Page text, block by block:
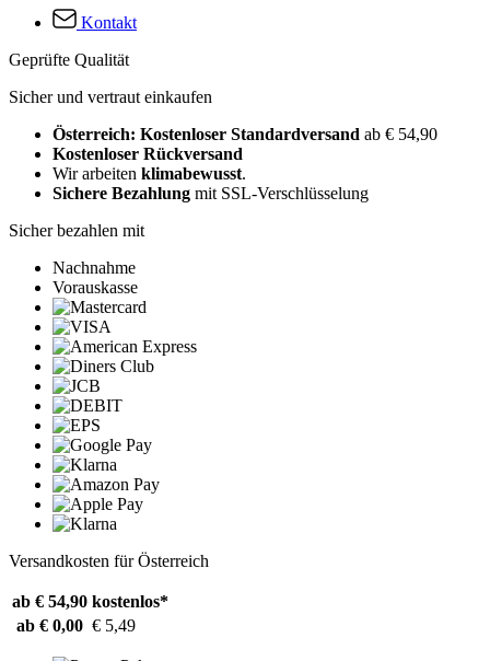
Kontakt
Geprüfte Qualität
Sicher und vertraut einkaufen
Österreich: Kostenloser Standardversand ab € 54,90
Kostenloser Rückversand
Wir arbeiten klimabewusst.
Sichere Bezahlung mit SSL-Verschlüsselung
Sicher bezahlen mit
Nachnahme
Vorauskasse
Versandkosten für Österreich
ab € 54,90 kostenlos*
ab € 0,00 € 5,49